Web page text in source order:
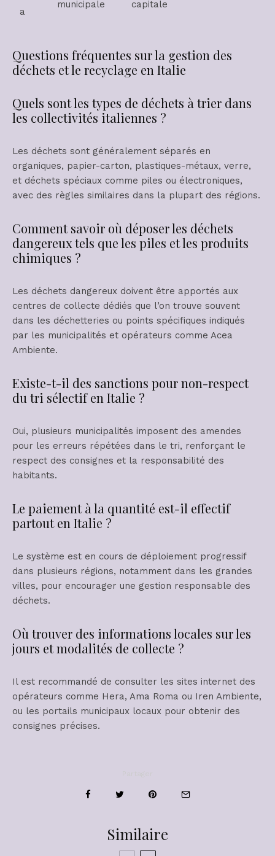
a
municipale
capitale
Questions fréquentes sur la gestion des
déchets et le recyclage en Italie
Quels sont les types de déchets à trier dans
les collectivités italiennes ?
Les déchets sont généralement séparés en
organiques, papier-carton, plastiques-métaux, verre,
et déchets spéciaux comme piles ou électroniques,
avec des règles similaires dans la plupart des régions.
Comment savoir où déposer les déchets
dangereux tels que les piles et les produits
chimiques ?
Les déchets dangereux doivent être apportés aux
centres de collecte dédiés que l’on trouve souvent
dans les déchetteries ou points spécifiques indiqués
par les municipalités et opérateurs comme Acea
Ambiente.
Existe-t-il des sanctions pour non-respect
du tri sélectif en Italie ?
Oui, plusieurs municipalités imposent des amendes
pour les erreurs répétées dans le tri, renforçant le
respect des consignes et la responsabilité des
habitants.
Le paiement à la quantité est-il effectif
partout en Italie ?
Le système est en cours de déploiement progressif
dans plusieurs régions, notamment dans les grandes
villes, pour encourager une gestion responsable des
déchets.
Où trouver des informations locales sur les
jours et modalités de collecte ?
Il est recommandé de consulter les sites internet des
opérateurs comme Hera, Ama Roma ou Iren Ambiente,
ou les portails municipaux locaux pour obtenir des
consignes précises.
Similaire